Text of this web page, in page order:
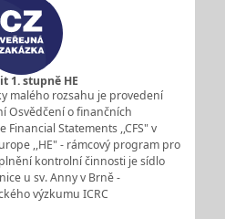
1. stupně HE
malého rozsahu je provedení
Osvědčení o finančních
Statements ,,CFS" v
,,HE" - rámcový program pro
kontrolní činnosti je sídlo
u sv. Anny v Brně -
výzkumu ICRC